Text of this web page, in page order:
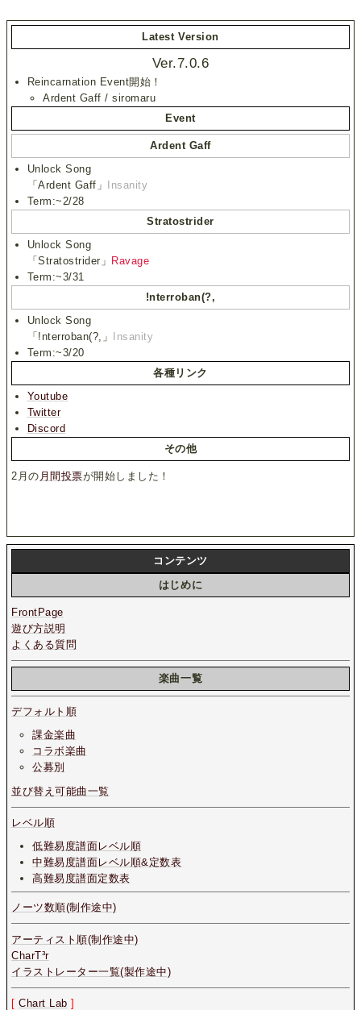
Latest Version
Ver.7.0.6
Reincarnation Event開始！
Ardent Gaff / siromaru
Event
Ardent Gaff
Unlock Song
「Ardent Gaff」
Insanity
Term:~2/28
Stratostrider
Unlock Song
「Stratostrider」 Ravage
Term:~3/31
!nterroban(?,
Unlock Song
「!nterroban(?,」
Insanity
Term:~3/20
各種リンク
Youtube
Twitter
Discord
その他
2月の 月間投票が開始しました！
コンテンツ
はじめに
FrontPage
遊び方説明
よくある質問
楽曲一覧
デフォルト順
課金楽曲
コラボ楽曲
公募別
並び替え可能曲一覧
レベル順
低難易度譜面レベル順
中難易度譜面レベル順&定数表
高難易度譜面定数表
ノーツ数順(制作途中)
アーティスト順(制作途中)
CharT³r
イラストレーター一覧(製作途中)
[Chart Lab ]